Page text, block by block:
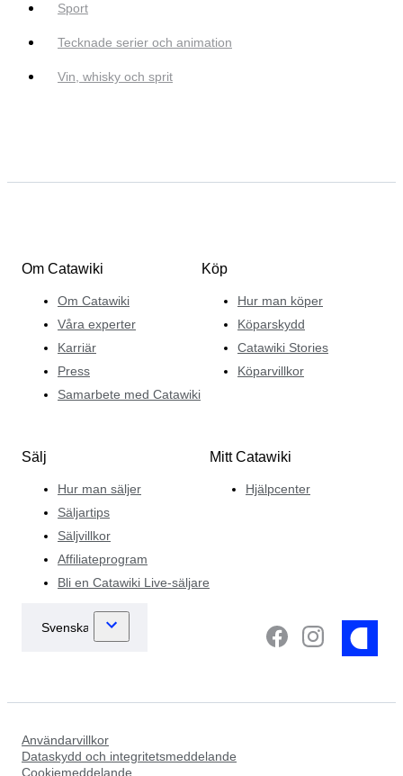
Sport
Tecknade serier och animation
Vin, whisky och sprit
Om Catawiki
Om Catawiki
Våra experter
Karriär
Press
Samarbete med Catawiki
Köp
Hur man köper
Köparskydd
Catawiki Stories
Köparvillkor
Sälj
Hur man säljer
Säljartips
Säljvillkor
Affiliateprogram
Bli en Catawiki Live-säljare
Mitt Catawiki
Hjälpcenter
Användarvillkor
Dataskydd och integritetsmeddelande
Cookiemeddelande